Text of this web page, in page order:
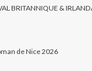
BRITANNIQUE &
de Nice 2026